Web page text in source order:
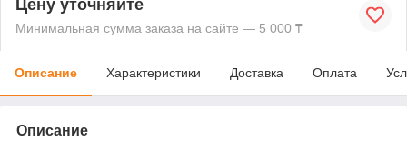
Цену уточняйте
Минимальная сумма заказа на сайте — 5 000 ₸
Описание Характеристики Доставка Оплата
Описание